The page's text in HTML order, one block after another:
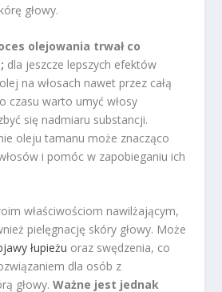
głowy.
olejowania trwał co
dla jeszcze lepszych efektów
na włosach nawet przez całą
czasu warto umyć włosy
się nadmiaru substancji.
oleju tamanu może znacząco
i pomóc w zapobieganiu ich
właściwościom nawilżającym,
pielęgnację skóry głowy. Może
łupieżu oraz swędzenia, co
dla osób z
głowy.Ważne jest jednak